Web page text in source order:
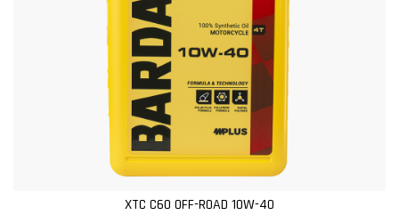
XTC C60 OFF-ROAD 10W-40